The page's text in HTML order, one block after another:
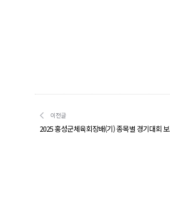
이전글
2025 홍성군체육회장배(기) 종목별 경기대회